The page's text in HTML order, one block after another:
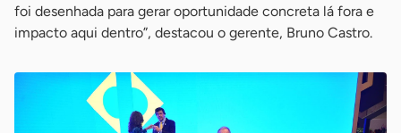
foi desenhada para gerar oportunidade concreta lá fora e
impacto aqui dentro”, destacou o gerente, Bruno Castro.